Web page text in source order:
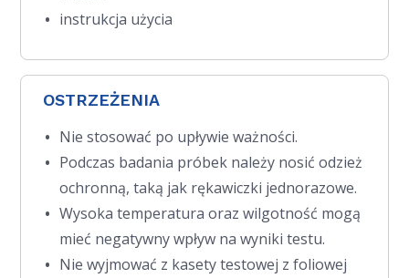
instrukcja użycia
OSTRZEŻENIA
Nie stosować po upływie ważności.
Podczas badania próbek należy nosić odzież
ochronną, taką jak rękawiczki jednorazowe.
Wysoka temperatura oraz wilgotność mogą
mieć negatywny wpływ na wyniki testu.
Nie wyjmować z kasety testowej z foliowej